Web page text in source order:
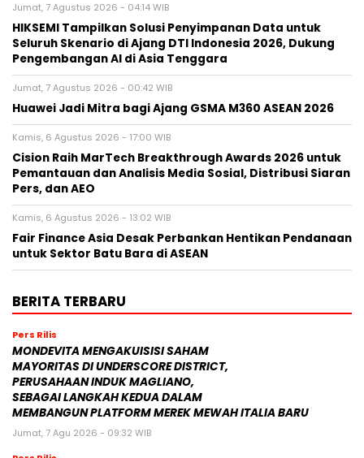
Jumat, 7 Agustus 2026 - 04:14 WIB
HIKSEMI Tampilkan Solusi Penyimpanan Data untuk
Seluruh Skenario di Ajang DTI Indonesia 2026, Dukung
Pengembangan AI di Asia Tenggara
Jumat, 7 Agustus 2026 - 00:42 WIB
Huawei Jadi Mitra bagi Ajang GSMA M360 ASEAN 2026
Kamis, 6 Agustus 2026 - 17:00 WIB
Cision Raih MarTech Breakthrough Awards 2026 untuk
Pemantauan dan Analisis Media Sosial, Distribusi Siaran
Pers, dan AEO
Kamis, 6 Agustus 2026 - 13:02 WIB
Fair Finance Asia Desak Perbankan Hentikan Pendanaan
untuk Sektor Batu Bara di ASEAN
BERITA TERBARU
Pers Rilis
MONDEVITA MENGAKUISISI SAHAM
MAYORITAS DI UNDERSCORE DISTRICT,
PERUSAHAAN INDUK MAGLIANO,
SEBAGAI LANGKAH KEDUA DALAM
MEMBANGUN PLATFORM MEREK MEWAH ITALIA BARU
Jumat, 7 Agu 2026 - 09:32 WIB